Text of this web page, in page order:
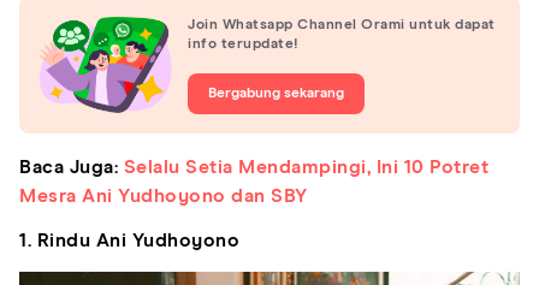
Join Whatsapp Channel Orami untuk dapat
info terupdate!
Bergabung sekarang
Baca Juga: Selalu Setia Mendampingi, Ini 10 Potret
Mesra Ani Yudhoyono dan SBY
1. Rindu Ani Yudhoyono